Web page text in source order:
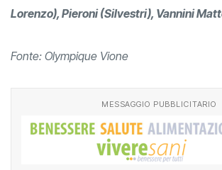
Lorenzo), Pieroni (Silvestri), Vannini
Fonte: Olympique Vione
MESSAGGIO PUBBLICITARIO